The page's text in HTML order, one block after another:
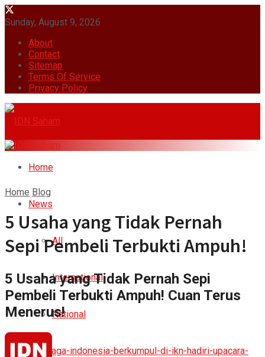
Sunday, August 9, 2026
About
Contact
Sitemap
Terms Of Service
Privacy Policy
Home
News
All
International
National
Home Blog
5 Usaha yang Tidak Pernah
Sepi Pembeli Terbukti Ampuh!
5 Usaha yang Tidak Pernah Sepi
Pembeli Terbukti Ampuh! Cuan Terus
Menerus!